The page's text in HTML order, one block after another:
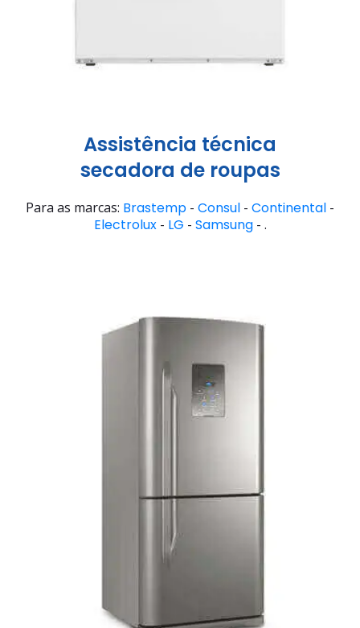
Assistência técnica
secadora de roupas
Para as marcas: Brastemp - Consul - Continental -
Electrolux- LG - Samsung- .